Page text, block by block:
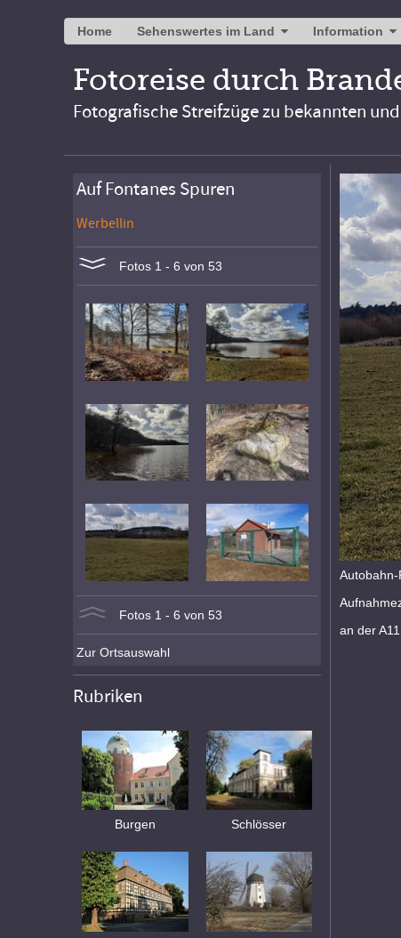
Home Sehenswertes im Land Information
Fotoreise durch
Fotografische Streifzüge zu bekannten
an der
Auf Fontanes Spuren
Werbellin
Fotos 1 - 6 von 53
Fotos 1 - 6 von 53
Zur Ortsauswahl
Rubriken
Burgen Schlösser